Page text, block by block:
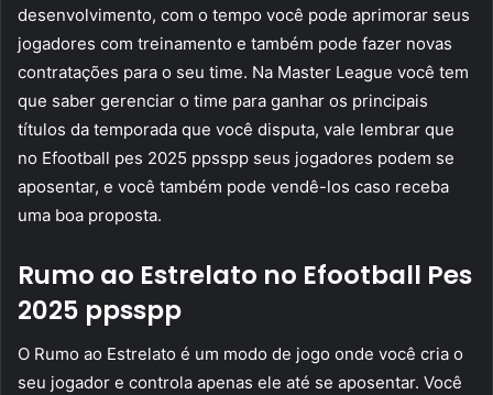
desenvolvimento, com o tempo você pode aprimorar seus
jogadores com treinamento e também pode fazer novas
contratações para o seu time. Na Master League você tem
que saber gerenciar o time para ganhar os principais
títulos da temporada que você disputa, vale lembrar que
no Efootball pes 2025 ppsspp seus jogadores podem se
aposentar, e você também pode vendê-los caso receba
uma boa proposta.
Rumo ao Estrelato no Efootball Pes
2025 ppsspp
O Rumo ao Estrelato é um modo de jogo onde você cria o
seu jogador e controla apenas ele até se aposentar. Você